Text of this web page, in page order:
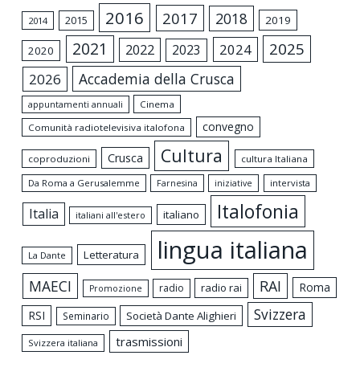
2014 2015 2016 2017 2018 2019
2020 2021 2022 2023 2024 2025
2026 Accademia della Crusca
appuntamenti annuali
Cinema
Comunità radiotelevisiva italofona
convegno
coproduzioni Crusca Cultura
cultura Italiana
Da Roma a Gerusalemme
Farnesina iniziative intervista
Italia italiani all'estero italiano Italofonia
La Dante Letteratura lingua italiana
MAECI Promozione radio radio rai RAI
Roma
RSI
Seminario Società Dante Alighieri Svizzera
Svizzera italiana trasmissioni